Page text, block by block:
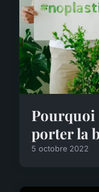
porter la
5 octobre 2022